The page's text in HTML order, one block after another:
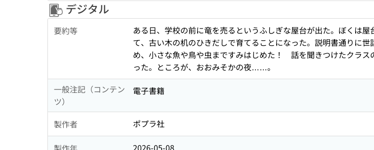
デジタル
要約等
ある日、学校の前に竜を売るというふしぎな屋台が出た。ぼくは
て、古い木の机のひきだしで育てることになった。説明書通りに
め、小さな魚や鳥や虫まですみはじめた！ 話を聞きつけたクラ
った。ところが、おおみそかの夜……。
一般注記（コンテン
ツ）
電子書籍
製作者 ポプラ社
2026-05-08